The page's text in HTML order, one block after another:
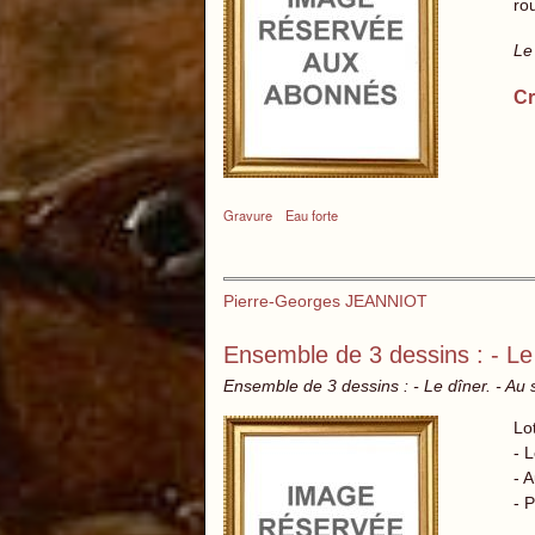
Gravure Eau forte
Pierre-Georges JEANNIOT
Ensemble de 3 dessins : -
Ensemble de 3 dessins : - Le dîner. -
-
-
-